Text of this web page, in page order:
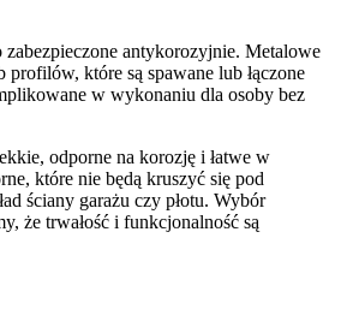
antykorozyjnie. Metalowe
które są spawane lub łączone
w wykonaniu dla osoby bez
odporne na korozję i łatwe w
które nie będą kruszyć się pod
ściany garażu czy płotu. Wybór
że trwałość i funkcjonalność są